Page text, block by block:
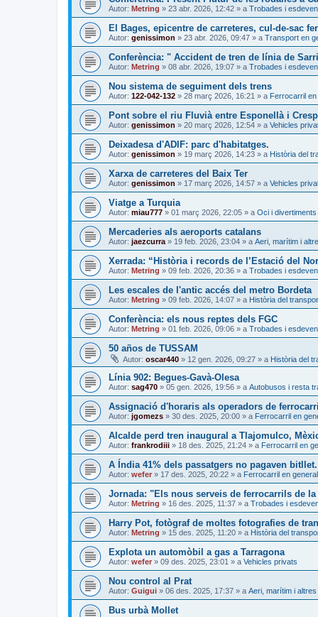
Autor: Metring » 23 abr. 2026, 12:42 » a Trobades i
El Bages, epicentre de carreteres, cul-de-sac
Autor: genissimon » 23 abr. 2026, 09:47 » a Transport en
Conferència: " Accident de tren de línia de
Autor: Metring » 08 abr. 2026, 19:07 » a Trobades i
Nou sistema de seguiment dels trens
Autor: 122-042-132 » 28 març 2026, 16:21 » a Ferrocarril
Pont sobre el riu Fluvià entre Esponellà i
Autor: genissimon » 20 març 2026, 12:54 » a Vehicles
Deixadesa d'ADIF: parc d'habitatges.
Autor: genissimon » 19 març 2026, 14:23 » a Història del
Xarxa de carreteres del Baix Ter
Autor: genissimon » 17 març 2026, 14:57 » a Vehicles
Viatge a Turquia
Autor: miau777 » 01 març 2026, 22:05 » a Oci i divertiments
Mercaderies als aeroports catalans
Autor: jaezcurra » 19 feb. 2026, 23:04 » a Aeri, marítim i
Xerrada: “Història i records de l’Estació del
Autor: Metring » 09 feb. 2026, 20:36 » a Trobades i
Les escales de l'antic accés del metro Bordeta
Autor: Metring » 09 feb. 2026, 14:07 » a Història del
Conferència: els nous reptes dels FGC
Autor: Metring » 01 feb. 2026, 09:06 » a Trobades i
50 años de TUSSAM
Autor: oscar440 » 12 gen. 2026, 09:27 » a Història del
Línia 902: Begues-Gavà-Olesa
Autor: sag470 » 05 gen. 2026, 19:56 » a Autobusos i resta
Assignació d'horaris als operadors de ferrocarril
Autor: jgomezs » 30 des. 2025, 20:00 » a Ferrocarril en
Alcalde perd tren inaugural a Tlajomulco,
Autor: frankrodiii » 18 des. 2025, 21:24 » a Ferrocarril en
A Índia 41% dels passatgers no pagaven
Autor: wefer » 17 des. 2025, 20:22 » a Ferrocarril en general
Jornada: "Els nous serveis de ferrocarrils de
Autor: Metring » 16 des. 2025, 11:37 » a Trobades i
Harry Pot, fotògraf de moltes fotografies de
Autor: Metring » 15 des. 2025, 11:20 » a Història del
Explota un automòbil a gas a Tarragona
Autor: wefer » 09 des. 2025, 23:01 » a Vehicles privats
Nou control al Prat
Autor: Guigui » 06 des. 2025, 17:37 » a Aeri, marítim i altres
Bus urbà Mollet